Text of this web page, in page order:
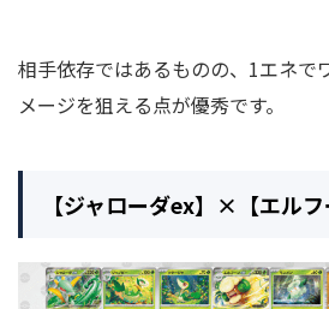
相手依存ではあるものの、1エネで
メージを狙える点が優秀です。
【ジャローダex】×【エル